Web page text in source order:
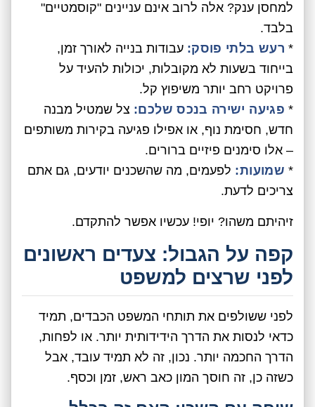
למחסן ענק? אלה לרוב אינם עניינים "קוסמטיים"
בלבד.
* רעש בלתי פוסק: עבודות בנייה לאורך זמן,
בייחוד בשעות לא מקובלות, יכולות להעיד על
פרויקט רחב יותר משיפוץ קל.
* פגיעה ישירה בנכס שלכם: צל שמטיל מבנה
חדש, חסימת נוף, או אפילו פגיעה בקירות משותפים
– אלו סימנים פיזיים ברורים.
* שמועות: לפעמים, מה שהשכנים יודעים, גם אתם
צריכים לדעת.
זיהיתם משהו? יופי! עכשיו אפשר להתקדם.
קפה על הגבול: צעדים ראשונים
לפני שרצים למשפט
לפני ששולפים את תותחי המשפט הכבדים, תמיד
כדאי לנסות את הדרך הידידותית יותר. או לפחות,
הדרך החכמה יותר. נכון, זה לא תמיד עובד, אבל
כשזה כן, זה חוסך המון כאב ראש, זמן וכסף.